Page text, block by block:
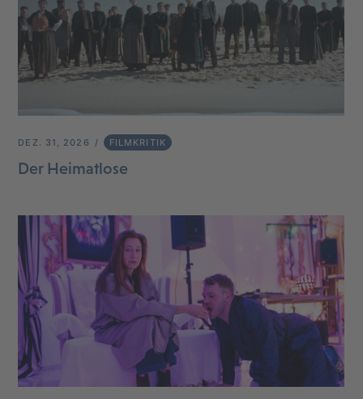
DEZ. 31, 2026 FILMKRITIK
Der Heimatlose